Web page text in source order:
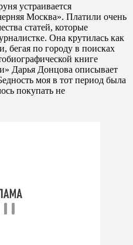
устраивается
Москва». Платили очень
статей, которые
Она крутилась как
бегая по городу в поисках
книге
Дарья Донцова описывает
моя в тот период была
покупать не